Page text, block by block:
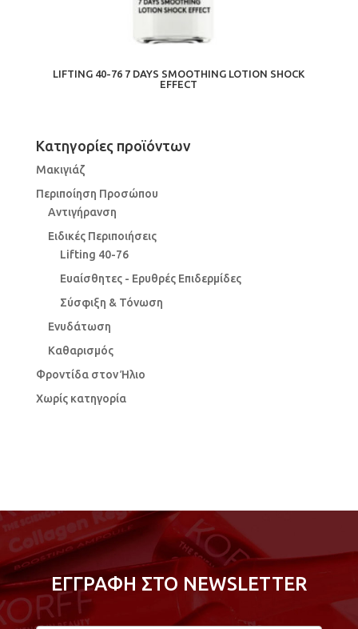
LIFTING 40-76 7 DAYS SMOOTHING LOTION SHOCK
EFFECT
Κατηγορίες προϊόντων
Μακιγιάζ
Περιποίηση Προσώπου
Αντιγήρανση
Ειδικές Περιποιήσεις
Lifting 40-76
Ευαίσθητες - Ερυθρές Επιδερμίδες
Σύσφιξη & Τόνωση
Ενυδάτωση
Καθαρισμός
Φροντίδα στον Ήλιο
Χωρίς κατηγορία
ΕΓΓΡΑΦΗ ΣΤΟ NEWSLETTER